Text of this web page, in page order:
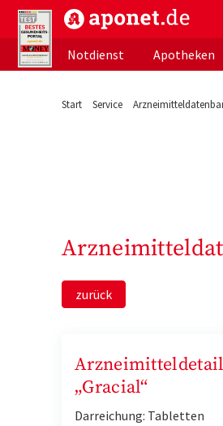
aponet.de - Das offizielle
Notdienst
Apotheken
Start Service
zurück
„Gracial“
Darreichung: Tabletten